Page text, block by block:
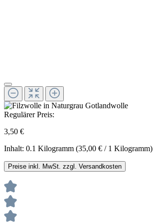
Regulärer Preis:
3,50 €
Inhalt: 0.1 Kilogramm (35,00 € / 1 Kilogramm)
Preise inkl. MwSt. zzgl. Versandkosten